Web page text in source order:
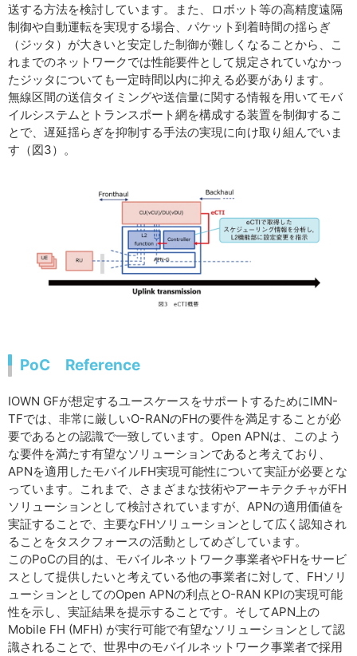
送する方法を検討しています。また、ロボット等の高精度遠隔
制御や自動運転を実現する場合、パケット到着時間の揺らぎ
（ジッタ）が大きいと安定した制御が難しくなることから、こ
れまでのネットワークでは性能要件として規定されていなかっ
たジッタについても一定時間以内に抑える必要があります。
無線区間の送信タイミングや送信量に関する情報を用いてモバ
イルシステムとトランスポート網を構成する装置を制御するこ
とで、遅延揺らぎを抑制する手法の実現に向け取り組んでいま
す（図3）。
PoC Reference
IOWN GFが想定するユースケースをサポートするためにIMN-
TFでは、非常に厳しいO-RANのFHの要件を満足することが必
要であるとの認識で一致しています。Open APNは、このよう
な要件を満たす有望なソリューションであると考えており、
APNを適用したモバイルFH実現可能性について実証が必要とな
っています。これまで、さまざまな技術やアーキテクチャがFH
ソリューションとして検討されていますが、APNの適用価値を
実証することで、主要なFHソリューションとして広く認知され
ることをタスクフォースの活動としてめざしています。
このPoCの目的は、モバイルネットワーク事業者やFHをサービ
スとして提供したいと考えている他の事業者に対して、FHソリ
ューションとしてのOpen APNの利点とO-RAN KPIの実現可能
性を示し、実証結果を提示することです。そしてAPN上の
Mobile FH (MFH) が実行可能で有望なソリューションとして認
識されることで、世界中のモバイルネットワーク事業者で採用